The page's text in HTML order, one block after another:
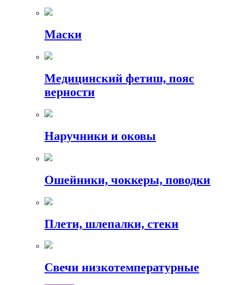
Маски
Медицинский фетиш, пояс
верности
Наручники и оковы
Ошейники, чоккеры, поводки
Плети, шлепалки, стеки
Свечи низкотемпературные